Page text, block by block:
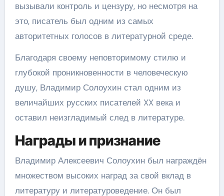
вызывали контроль и цензуру, но несмотря на
это, писатель был одним из самых
авторитетных голосов в литературной среде.
Благодаря своему неповторимому стилю и
глубокой проникновенности в человеческую
душу, Владимир Солоухин стал одним из
величайших русских писателей XX века и
оставил неизгладимый след в литературе.
Награды и признание
Владимир Алексеевич Солоухин был награждён
множеством высоких наград за свой вклад в
литературу и литературоведение. Он был